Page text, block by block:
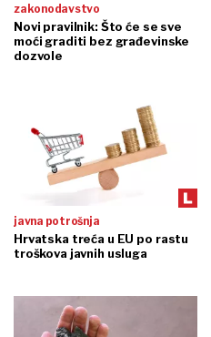
zakonodavstvo
Novi pravilnik: Što će se sve
moći graditi bez građevinske
dozvole
javna potrošnja
Hrvatska treća u EU po rastu
troškova javnih usluga